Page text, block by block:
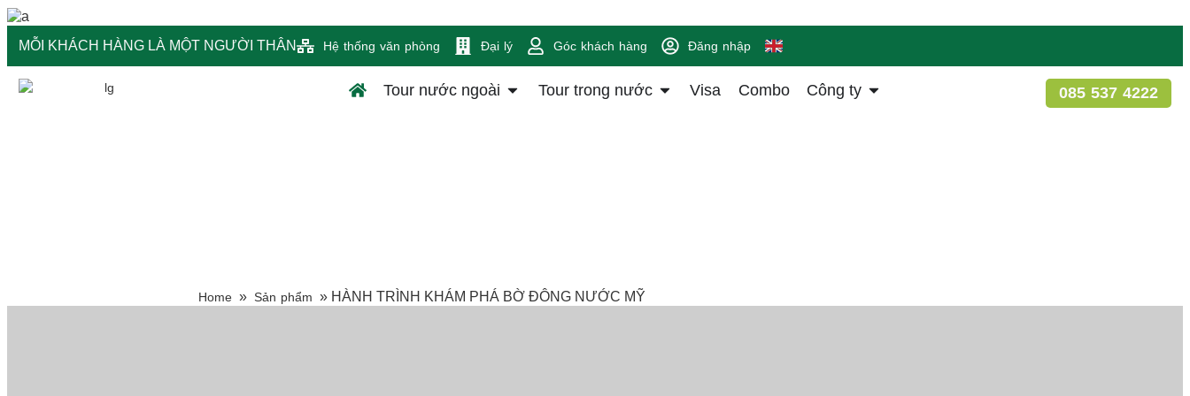
MỖI KHÁCH HÀNG LÀ MỘT NGƯỜI THÂN Hệ thống văn phòng Đại lý Góc khách hàng Đăng nhập
Tour nước ngoài Tour trong nước Visa Combo Công ty 085 537 4222
Home » Sản phẩm » HÀNH TRÌNH KHÁM PHÁ BỜ ĐÔNG NƯỚC MỸ